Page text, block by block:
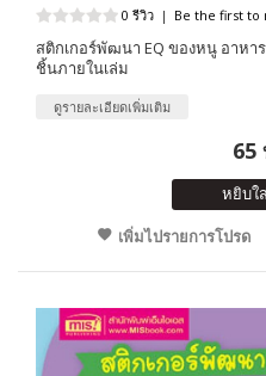
0 รีวิว | Be the first to
สติกเกอร์พัฒนา EQ ของหนู อาหา
ชิ้นภายในเล่ม
ดูรายละเอียดเพิ่มเติม
65
หยิบใ
เพิ่มไปรายการโปรด